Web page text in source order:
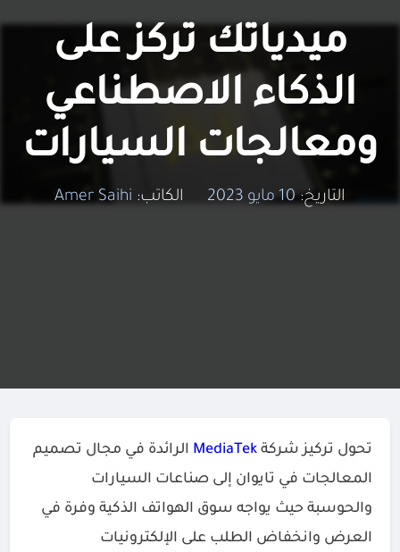
ميدياتك تركز على
الذكاء الاصطناعي
ومعالجات السيارات
التاريخ: 10 مايو 2023 الكاتب: Amer Saihi
تحول تركيز شركة MediaTek الرائدة في مجال تصميم
المعالجات في تايوان إلى صناعات السيارات
والحوسبة حيث يواجه سوق الهواتف الذكية وفرة في
العرض وانخفاض ​​الطلب على الإلكترونيات